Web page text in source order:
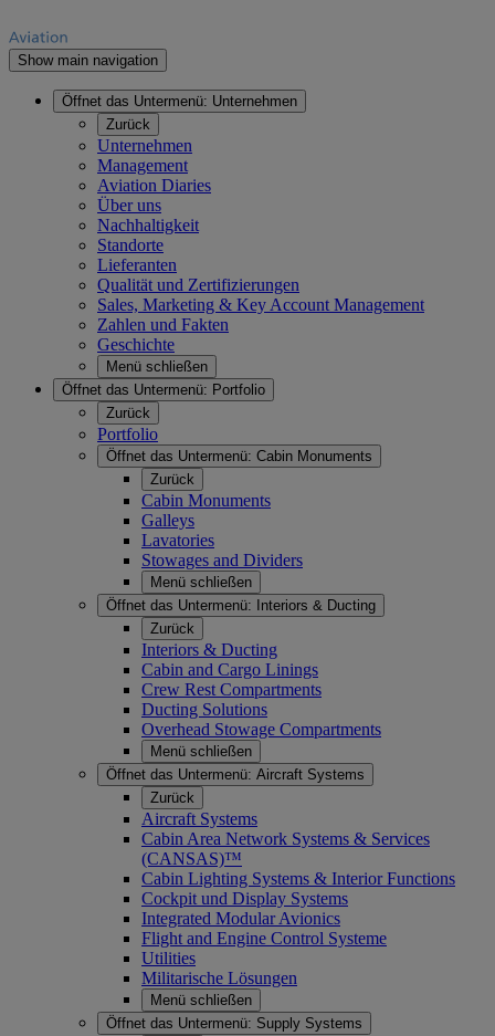
Show main navigation
Öffnet das Untermenü: Unternehmen
Zurück
Unternehmen
Management
Aviation Diaries
Über uns
Nachhaltigkeit
Standorte
Lieferanten
Qualität und Zertifizierungen
Sales, Marketing & Key Account Management
Zahlen und Fakten
Geschichte
Menü schließen
Öffnet das Untermenü: Portfolio
Zurück
Portfolio
Öffnet das Untermenü: Cabin Monuments
Zurück
Cabin Monuments
Galleys
Lavatories
Stowages and Dividers
Menü schließen
Öffnet das Untermenü:
Interiors & Ducting
Zurück
Interiors & Ducting
Cabin and Cargo Linings
Crew Rest Compartments
Ducting Solutions
Overhead Stowage Compartments
Menü schließen
Öffnet das Untermenü: Aircraft Systems
Zurück
Aircraft Systems
Cabin Area Network Systems & Services
(CANSAS)™
Cabin Lighting Systems & Interior Functions
Cockpit und Display Systems
Integrated Modular Avionics
Flight and Engine Control Systeme
Utilities
Militarische Lösungen
Menü schließen
Öffnet das Untermenü: Supply Systems